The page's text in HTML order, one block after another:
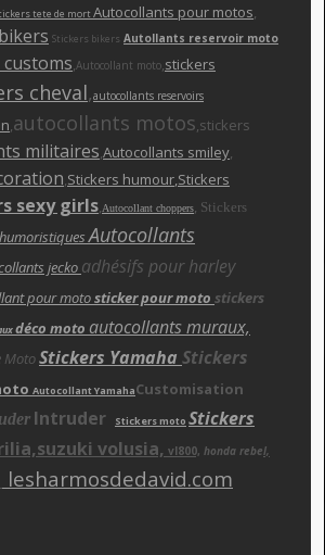
tete de mortAutocollants pour motos,
Stickers bikers Autollants reservoir moto
,Autocollant moto,stickers
cheval,autocollants reservoirs
,autocollants motos,stickers
militaires,Autocollants smiley,
,Stickers humour,Stickers
sexy girls,Autocollant choppers, Stickers
Autocollants
jecko adhésifs pour harley
pour motosticker pour moto stickers
déco moto autocollants muraux,
MotoStickers Yamaha Stickers
Autocollant YamahaCustomisation
Intruder Stickers moto Stickers
volusia, vl800, honda rebel,
lesharmosdedavid.com